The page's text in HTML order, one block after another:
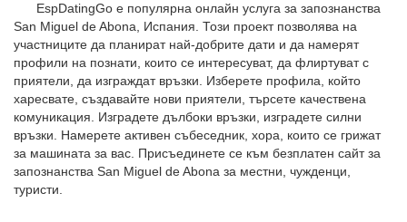
EspDatingGo е популярна онлайн услуга за запознанства
San Miguel de Abona, Испания. Този проект позволява на
участниците да планират най-добрите дати и да намерят
профили на познати, които се интересуват, да флиртуват с
приятели, да изграждат връзки. Изберете профила, който
харесвате, създавайте нови приятели, търсете качествена
комуникация. Изградете дълбоки връзки, изградете силни
връзки. Намерете активен събеседник, хора, които се грижат
за машината за вас. Присъединете се към безплатен сайт за
запознанства San Miguel de Abona за местни, чужденци,
туристи.